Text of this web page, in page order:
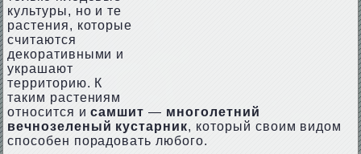
культуры, но и те
растения, которые
считаются
декоративными и
украшают
территорию. К
таким растениям
относится исамшит — многолетний
вечнозеленый кустарник, который своим видом
способен порадовать любого.